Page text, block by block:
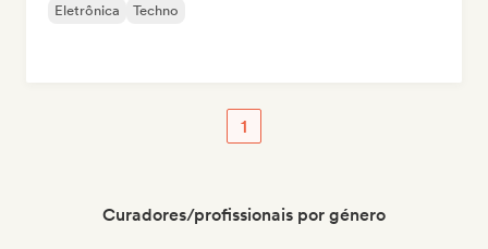
Eletrônica Techno
1
Curadores/profissionais por género